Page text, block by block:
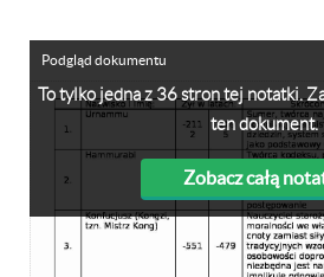
To tylko jedna z 36 stron tej notatki.
ten dokument.
Zobacz całą
Podgląd dokumentu